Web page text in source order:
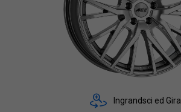
Ingrandsci ed Gira